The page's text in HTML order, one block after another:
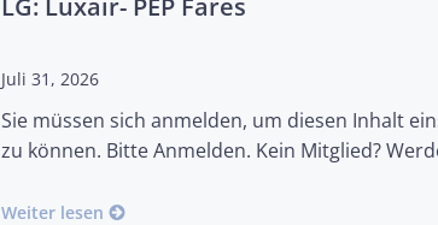
LG: Luxair- PEP Fares
Juli 31, 2026
Sie müssen sich anmelden, um diesen Inhalt
zu können. Bitte Anmelden. Kein Mitglied?
Weiter lesen